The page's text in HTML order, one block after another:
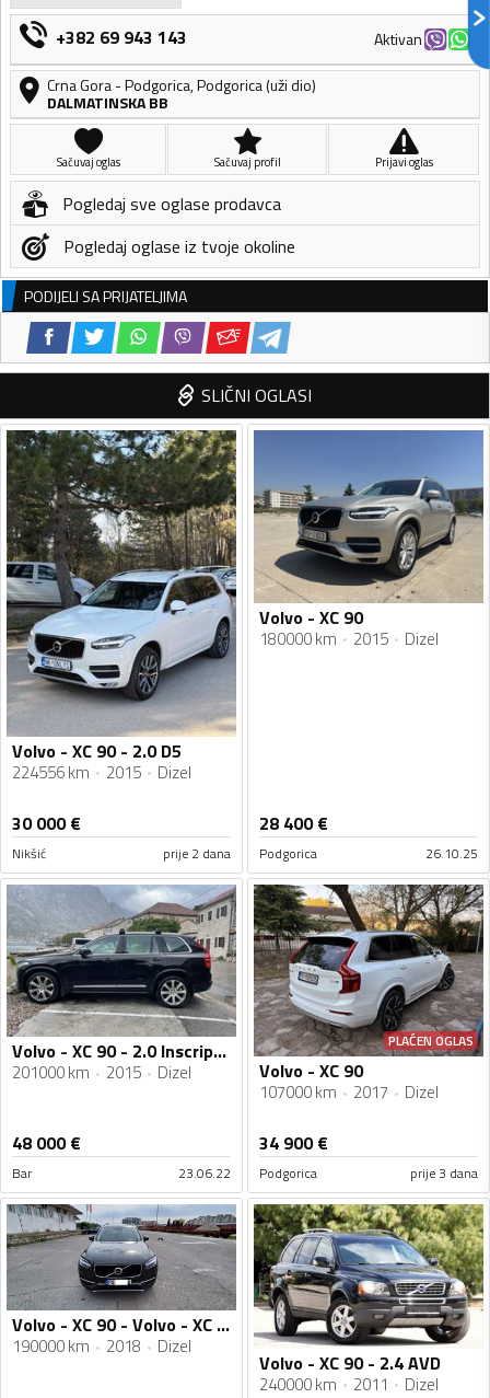
+382 69 943 143
Aktivan
Crna Gora-Podgorica,Podgorica (uži dio)
DALMATINSKA BB
Sačuvaj oglas Sačuvaj profil Prijavi oglas
Pogledaj sve oglase prodavca
Pogledaj oglase iz tvoje okoline
PODIJELI SA PRIJATELJIMA
SLIČNI OGLASI
Volvo - XC 90 - 2.0 D5
224556 km 2015 Dizel
30 000€
Nikšić prije 2 dana
Volvo - XC 90
180000 km 2015 Dizel
28 400€
Podgorica 26.10.25
Volvo - XC 90 - 2.0 Inscription
201000 km 2015 Dizel
48 000€
Bar 23.06.22
PLAĆEN OGLAS
Volvo - XC 90
107000 km 2017 Dizel
34 900€
Podgorica prije 3 dana
Volvo - XC 90 - Volvo - XC 90 - 2.0 D5 AWD
190000 km 2018 Dizel
Volvo - XC 90 - 2.4 AVD
240000 km 2011 Dizel